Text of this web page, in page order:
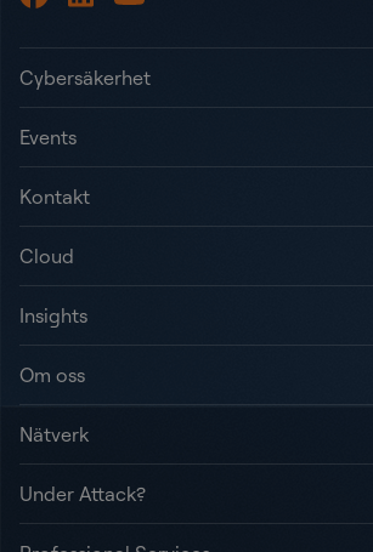
Cybersäkerhet
Events
Kontakt
Cloud
Insights
Om oss
Nätverk
Under Attack?